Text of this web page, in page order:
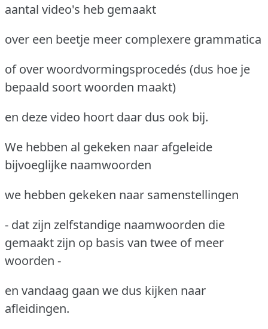
aantal video's heb gemaakt
over een beetje meer complexere grammatica
of over woordvormingsprocedés (dus hoe je
bepaald soort woorden maakt)
en deze video hoort daar dus ook bij.
We hebben al gekeken naar afgeleide
bijvoeglijke naamwoorden
we hebben gekeken naar samenstellingen
- dat zijn zelfstandige naamwoorden die
gemaakt zijn op basis van twee of meer
woorden -
en vandaag gaan we dus kijken naar
afleidingen.